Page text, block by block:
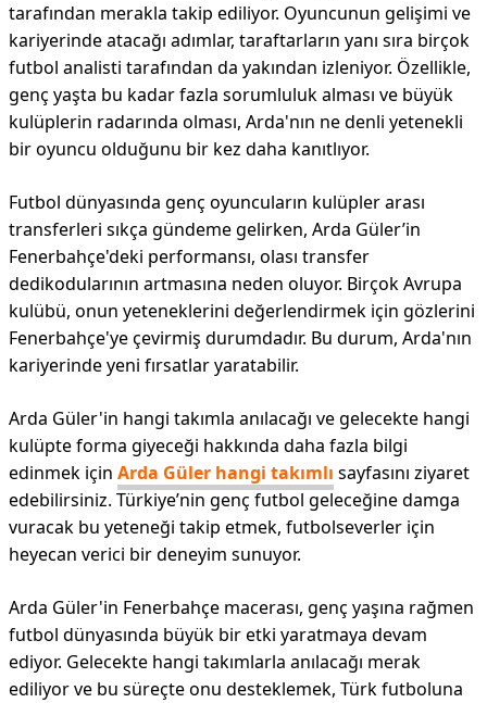
tarafından merakla takip ediliyor. Oyuncunun gelişimi ve
kariyerinde atacağı adımlar, taraftarların yanı sıra birçok
futbol analisti tarafından da yakından izleniyor. Özellikle,
genç yaşta bu kadar fazla sorumluluk alması ve büyük
kulüplerin radarında olması, Arda'nın ne denli yetenekli
bir oyuncu olduğunu bir kez daha kanıtlıyor.
Futbol dünyasında genç oyuncuların kulüpler arası
transferleri sıkça gündeme gelirken, Arda Güler’in
Fenerbahçe'deki performansı, olası transfer
dedikodularının artmasına neden oluyor. Birçok Avrupa
kulübü, onun yeteneklerini değerlendirmek için gözlerini
Fenerbahçe'ye çevirmiş durumdadır. Bu durum, Arda'nın
kariyerinde yeni fırsatlar yaratabilir.
Arda Güler'in hangi takımla anılacağı ve gelecekte hangi
kulüpte forma giyeceği hakkında daha fazla bilgi
edinmek için Arda Güler hangi takımlı sayfasını ziyaret
edebilirsiniz. Türkiye’nin genç futbol geleceğine damga
vuracak bu yeteneği takip etmek, futbolseverler için
heyecan verici bir deneyim sunuyor.
Arda Güler'in Fenerbahçe macerası, genç yaşına rağmen
futbol dünyasında büyük bir etki yaratmaya devam
ediyor. Gelecekte hangi takımlarla anılacağı merak
ediliyor ve bu süreçte onu desteklemek, Türk futboluna